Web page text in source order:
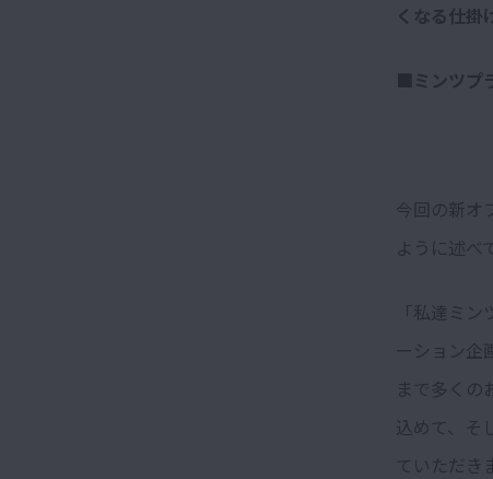
くなる仕掛
■ミンツプ
今回の新オ
ように述べ
「私達ミ
ーション企
まで多くの
込めて、そ
ていただ